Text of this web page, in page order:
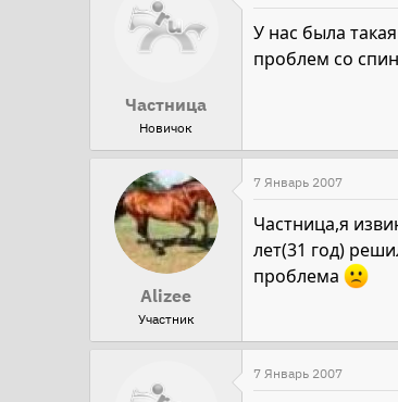
Частница
Новичок
У нас была
проблем со
Alizee
Участник
7 Январь 2007
Частница,я
лет(31 год)
проблема
7 Январь 2007